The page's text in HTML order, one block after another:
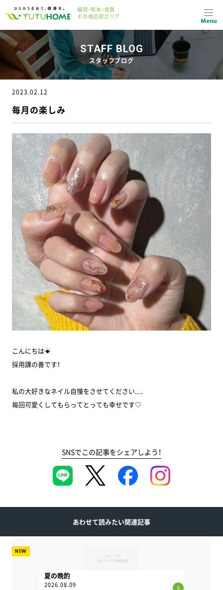
福岡・熊本・佐賀
その他近郊エリア
Menu
STAFF BLOG
スタッフブログ
2023.02.12
毎月の楽しみ
こんにちは☀
採用課の善です！
私の大好きなネイル自慢をさせてください....
毎回可愛くしてもらってとっても幸せです♡
SNSでこの記事をシェアしよう！
あわせて読みたい関連記事
夏の晩酌
2026.08.09
NEW